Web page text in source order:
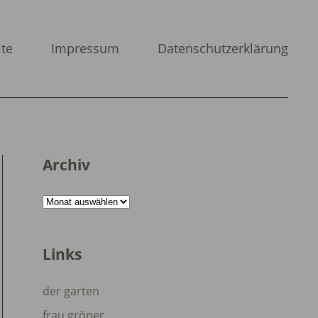
Impressum Datenschutzerklärung
Archiv
Archiv
Links
der garten